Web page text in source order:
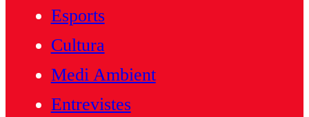
Esports
Cultura
Medi Ambient
Entrevistes